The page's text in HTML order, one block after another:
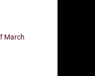
March